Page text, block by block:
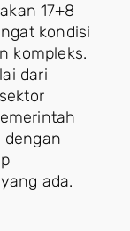
17+8
kondisi
kompleks.
dari
ada.